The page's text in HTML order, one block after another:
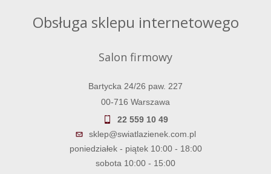
Obsługa sklepu internetowego
Salon firmowy
Bartycka 24/26 paw. 227
00-716 Warszawa
22 559 10 49
sklep@swiatlazienek.com.pl
poniedziałek - piątek 10:00 - 18:00
sobota 10:00 - 15:00